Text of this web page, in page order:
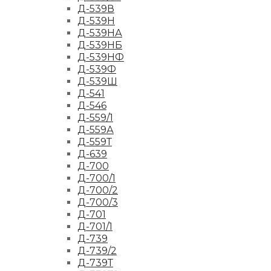
Д-539В
Д-539Н
Д-539НА
Д-539НБ
Д-539НФ
Д-539Ф
Д-539Ш
Д-541
Д-546
Д-559/1
Д-559А
Д-559Т
Д-639
Д-700
Д-700/1
Д-700/2
Д-700/3
Д-701
Д-701/1
Д-739
Д-739/2
Д-739Т